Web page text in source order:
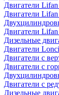
Двигатели
Двигатели Lifan
Двигатели
Дизельные
Двигатели
Двигатели с
Двигатели с
Двигатели с
Дизельные